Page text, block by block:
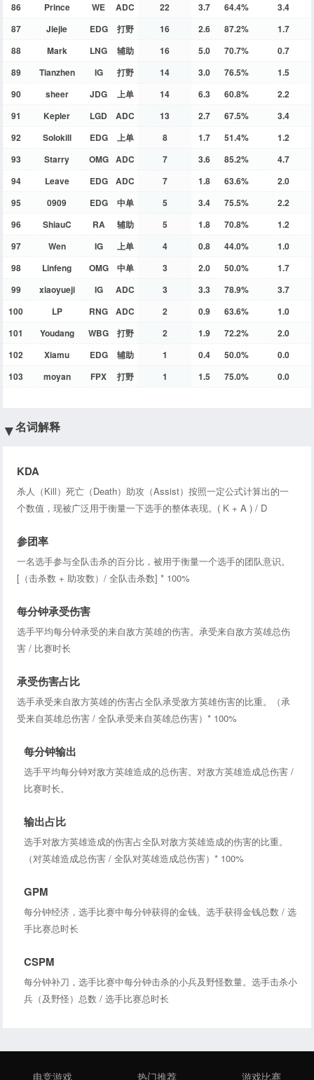
86
Prince WE ADC 22 3.7 64.4%
3.4
87
Jiejie EDG 打野 16 2.6 87.2%
1.7
88
Mark LNG 辅助 16 5.0 70.7%
0.7
89
Tianzhen IG 打野 14 3.0 76.5%
1.5
90
sheer JDG 上单 14 6.3 60.8%
2.2
91
Kepler LGD ADC 13 2.7 67.5%
3.4
92
Solokill EDG 上单 8 1.7 51.4%
1.2
93
Starry OMG ADC 7 3.6 85.2%
4.7
94
Leave EDG ADC 7 1.8 63.6%
2.0
95
0909 EDG 中单 5 3.4 75.5%
2.2
96
ShiauC RA 辅助 5 1.8 70.8%
1.2
97
Wen IG 上单 4 0.8 44.0%
1.0
98
Linfeng OMG 中单 3 2.0 50.0%
1.7
99
xiaoyueji IG ADC 3 3.3 78.9%
3.7
100
LP RNG ADC 2 0.9 63.6%
1.0
101
Youdang WBG 打野 2 1.9 72.2%
2.0
102
Xiamu EDG 辅助 1 0.4 50.0%
0.0
103
moyan FPX 打野 1 1.5 75.0% 0.0
名词解释
KDA
杀人（Kill）死亡（Death）助攻（Assist）按照一定公式计算出的一
个数值，现被广泛用于衡量一下选手的整体表现。( K + A ) / D
参团率
一名选手参与全队击杀的百分比，被用于衡量一个选手的团队意识。
[（击杀数 + 助攻数）/ 全队击杀数] * 100%
每分钟承受伤害
选手平均每分钟承受的来自敌方英雄的伤害。承受来自敌方英雄总伤
害 / 比赛时长
承受伤害占比
选手承受来自敌方英雄的伤害占全队承受敌方英雄伤害的比重。（承
受来自英雄总伤害 / 全队承受来自英雄总伤害）* 100%
每分钟输出
选手平均每分钟对敌方英雄造成的总伤害。对敌方英雄造成总伤害 /
比赛时长。
输出占比
选手对敌方英雄造成的伤害占全队对敌方英雄造成的伤害的比重。
（对英雄造成总伤害 / 全队对英雄造成总伤害）* 100%
GPM
每分钟经济，选手比赛中每分钟获得的金钱。选手获得金钱总数 / 选
手比赛总时长
CSPM
每分钟补刀，选手比赛中每分钟击杀的小兵及野怪数量。选手击杀小
兵（及野怪）总数 / 选手比赛总时长
电竞游戏 热门推荐 游戏比赛